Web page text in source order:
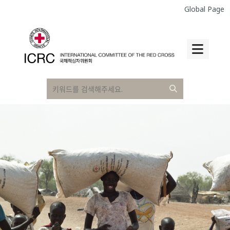
Global Page